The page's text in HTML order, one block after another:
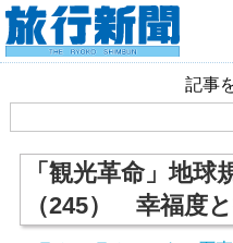
記事
「観光革命」地球
（245） 幸福度